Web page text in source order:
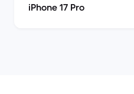
iPhone 17 Pro